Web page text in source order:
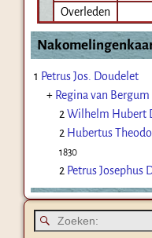
Overleden
1 Petrus Jos. Doudelet
+ Regina van Bergum
2 Wilhelm Hubert
2 Hubertus
1830
2 Petrus Josephus